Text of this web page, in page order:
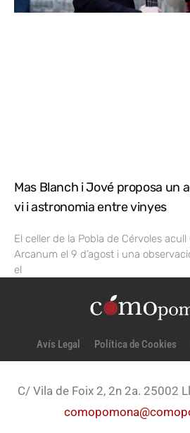
Mas Blanch i Jové proposa un
vi i astronomia entre vinyes
El celler de la Pobla de Cérvoles
Arcanum el 9 d’agost i una
el
Avís Legal Política de Cookies
C/ Vila de Foix 2, 2n 2a. 25002